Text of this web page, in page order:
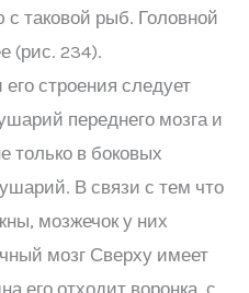
таковой рыб. Головной
(рис. 234).
строения следует
переднего мозга и
только в боковых
В связи с тем что
мозжечок у них
мозг Сверху имеет
его отходит воронка, с